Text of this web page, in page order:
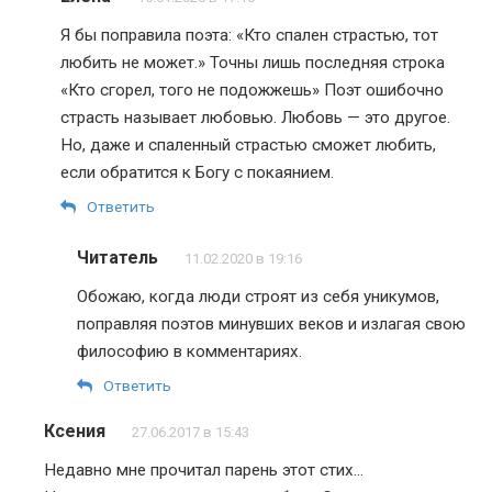
Я бы поправила поэта: «Кто спален страстью, тот
любить не может.» Точны лишь последняя строка
«Кто сгорел, того не подожжешь» Поэт ошибочно
страсть называет любовью. Любовь — это другое.
Но, даже и спаленный страстью сможет любить,
если обратится к Богу с покаянием.
Ответить
Читатель 11.02.2020 в 19:16
Обожаю, когда люди строят из себя уникумов,
поправляя поэтов минувших веков и излагая свою
философию в комментариях.
Ответить
Ксения 27.06.2017 в 15:43
Недавно мне прочитал парень этот стих…